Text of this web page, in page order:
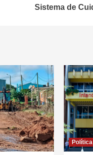
Sistema de
Política